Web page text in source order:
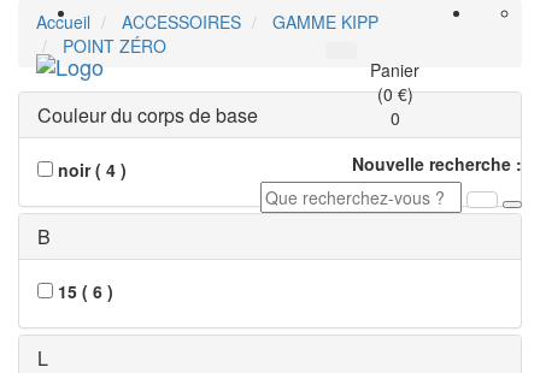
Panier
(0 €)
0
Nouvelle recherche :
Accueil ACCESSOIRES
GAMME KIPP
POINT ZÉRO
Couleur du corps de base
noir ( 4 )
B
15 ( 6 )
L